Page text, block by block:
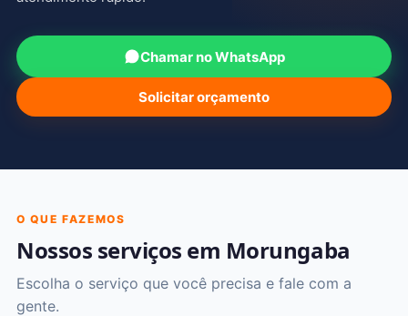
Chamar no WhatsApp
Solicitar orçamento
O QUE FAZEMOS
Nossos serviços em Morungaba
Escolha o serviço que você precisa e fale com a
gente.